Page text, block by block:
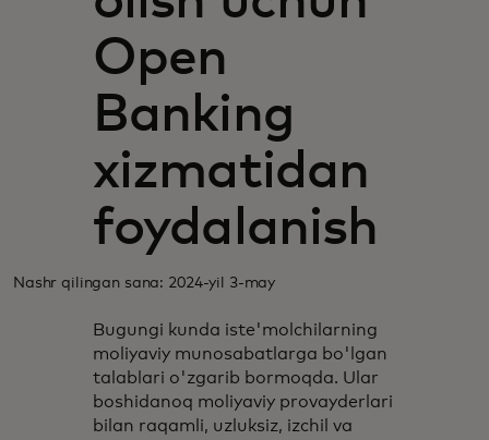
Open
Banking
xizmatidan
foydalanish
Nashr qilingan sana: 2024-yil 3-may
Bugungi kunda iste'molchilarning
moliyaviy munosabatlarga bo'lgan
talablari o'zgarib bormoqda. Ular
boshidanoq moliyaviy provayderlari
bilan raqamli, uzluksiz, izchil va